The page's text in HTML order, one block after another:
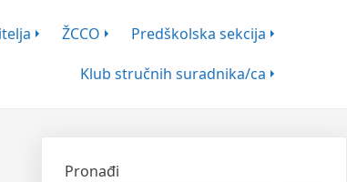
ŽCCO
Predškolska sekcija
Klub stručnih suradnika/ca
Pronađi